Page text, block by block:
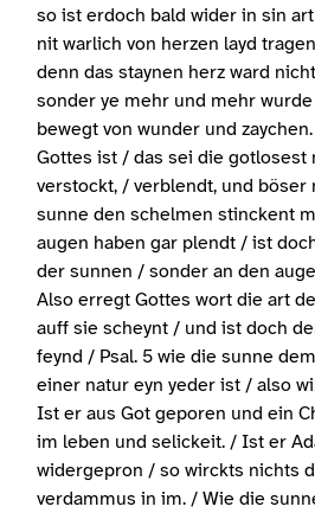
so ist erdoch bald wider in sin
nit warlich von herzen layd
denn das staynen herz ward
sonder ye mehr und mehr
bewegt von wunder und
Gottes ist / das sei die gotlosest
verstockt, / verblendt, und böser
sunne den schelmen stinckent
augen haben gar plendt / ist
der sunnen / sonder an den
Also erregt Gottes wort die art
auff sie scheynt / und ist doch
feynd / Psal. 5 wie die sunne
einer natur eyn yeder ist / also
Ist er aus Got geporen und ein
im leben und selickeit. / Ist er
widergepron / so wirckts nichts
verdammus in im. / Wie die